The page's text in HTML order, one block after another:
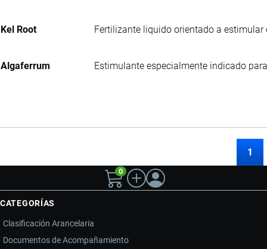
Kel Root Fertilizante liquido orientado a
Algaferrum Estimulante especialmente indicado
1
0
CATEGORÍAS
Clasificación Arancelaria
Documentos de Acompañamiento